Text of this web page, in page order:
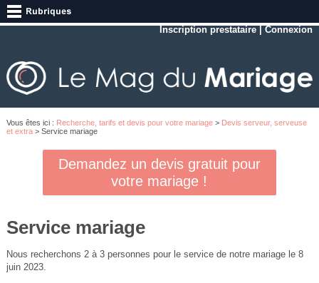
Inscription prestataire |Connexion
Vous êtes ici : Recherche, tarifs et devis pour votre mariage> Devis serveur, serveuse
et extra> Service mariage
Demandez un devis gratuit pour
votre mariage !
Service mariage
Nous recherchons 2 à 3 personnes pour le service de notre mariage le 8
juin 2023.